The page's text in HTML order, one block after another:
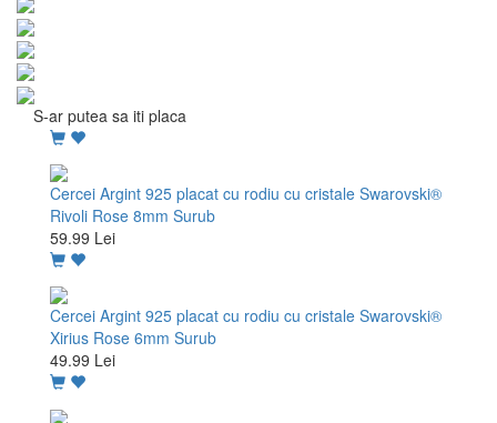
S-ar putea sa iti placa
Cercei Argint 925 placat cu rodiu cu cristale Swarovski®
Rivoli Rose 8mm Surub
59.99 Lei
Cercei Argint 925 placat cu rodiu cu cristale Swarovski®
Xirius Rose 6mm Surub
49.99 Lei